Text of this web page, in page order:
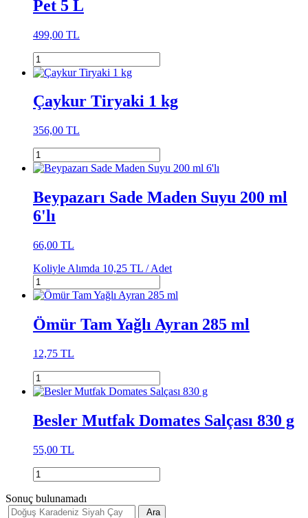
Pet 5 L
499,00 TL
Çaykur Tiryaki 1 kg
356,00 TL
Beypazarı Sade Maden Suyu 200 ml
6'lı
66,00 TL
Koliyle Alımda 10,25 TL /Adet
Ömür Tam Yağlı Ayran 285 ml
12,75 TL
Besler Mutfak Domates Salçası 830 g
55,00 TL
Sonuç bulunamadı
Ara